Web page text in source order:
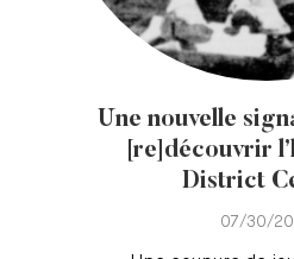
Une nouvelle
[re]découvrir
District
07/30/